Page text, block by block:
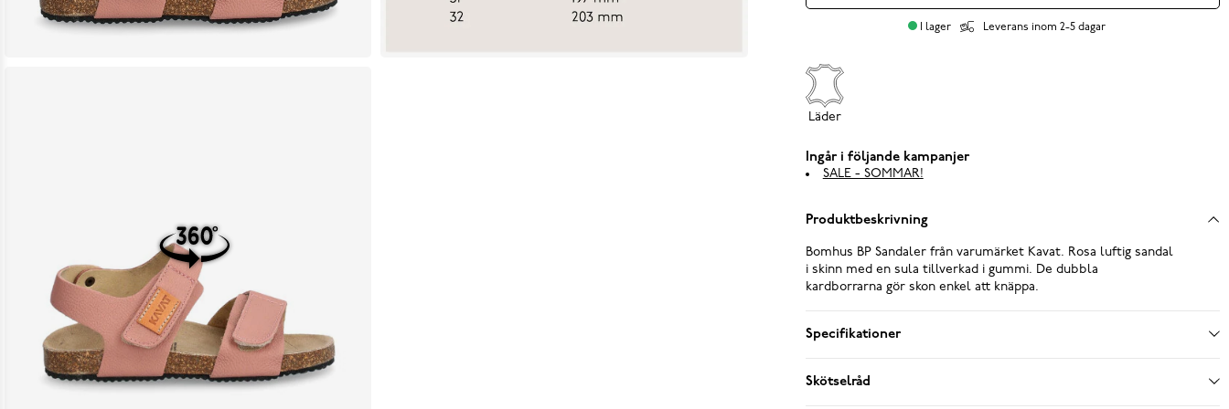
I lager Leverans inom 2-5 dagar
Läder
Ingår i följande kampanjer
SALE - SOMMAR!
Produktbeskrivning
Bomhus BP Sandaler från varumärket Kavat. Rosa luftig sandal
i skinn med en sula tillverkad i gummi. De dubbla
kardborrarna gör skon enkel att knäppa.
Specifikationer
Skötselråd